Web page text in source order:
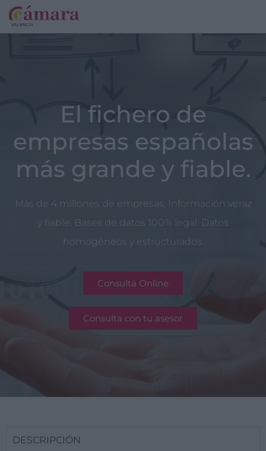
El fichero de
empresas españolas
más grande y fiable.
Más de 4 millones de empresas, Información veraz
y fiable. Bases de datos 100% legal. Datos
homogéneos y estructurados.
Consulta Online
Consulta con tu asesor
DESCRIPCIÓN